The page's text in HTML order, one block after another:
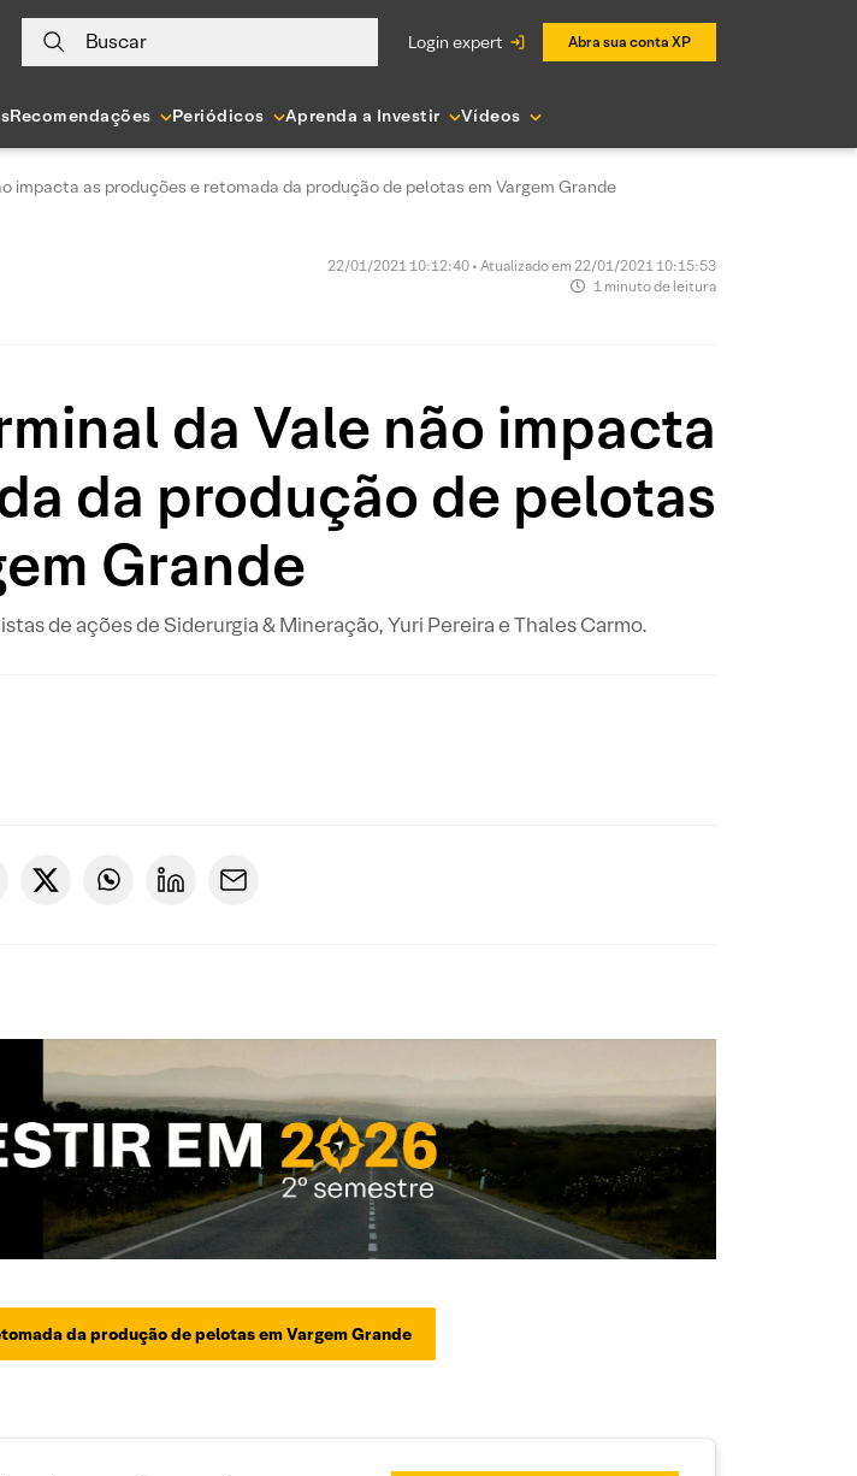
Buscar login expert Abra sua conta XP
Recomendações Periódicos Aprenda a Investir Vídeos
impacta as produções e retomada da produção de pelotas em Vargem Grande
22/01/2021 10:12:40 • Atualizado em 22/01/2021 10:15:53
1 minuto de leitura
da Vale não impacta
da produção de pelotas
Grande
de ações de Siderurgia & Mineração, Yuri Pereira e Thales Carmo.
da produção de pelotas em Vargem Grande